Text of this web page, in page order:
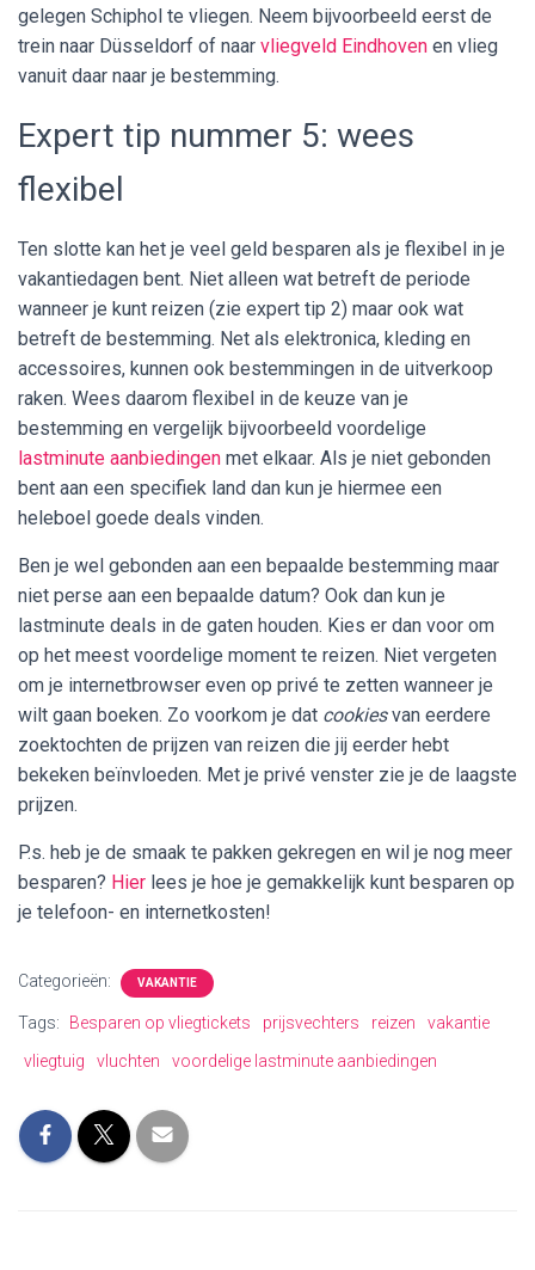
gelegen Schiphol te vliegen. Neem bijvoorbeeld eerst de
trein naar Düsseldorf of naar vliegveld Eindhoven en vlieg
vanuit daar naar je bestemming.
Expert tip nummer 5: wees
flexibel
Ten slotte kan het je veel geld besparen als je flexibel in je
vakantiedagen bent. Niet alleen wat betreft de periode
wanneer je kunt reizen (zie expert tip 2) maar ook wat
betreft de bestemming. Net als elektronica, kleding en
accessoires, kunnen ook bestemmingen in de uitverkoop
raken. Wees daarom flexibel in de keuze van je
bestemming en vergelijk bijvoorbeeld voordelige
lastminute aanbiedingen met elkaar. Als je niet gebonden
bent aan een specifiek land dan kun je hiermee een
heleboel goede deals vinden.
Ben je wel gebonden aan een bepaalde bestemming maar
niet perse aan een bepaalde datum? Ook dan kun je
lastminute deals in de gaten houden. Kies er dan voor om
op het meest voordelige moment te reizen. Niet vergeten
om je internetbrowser even op privé te zetten wanneer je
wilt gaan boeken. Zo voorkom je dat cookiesvan eerdere
zoektochten de prijzen van reizen die jij eerder hebt
bekeken beïnvloeden. Met je privé venster zie je de laagste
prijzen.
P.s. heb je de smaak te pakken gekregen en wil je nog meer
besparen? Hier lees je hoe je gemakkelijk kunt besparen op
je telefoon- en internetkosten!
Categorieën: VAKANTIE
Tags: Besparen op vliegtickets prijsvechters reizen
vakantie
vliegtuig
vluchten voordelige lastminute aanbiedingen